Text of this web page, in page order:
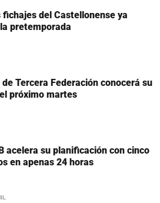
fichajes del Castellonense ya
pretemporada
de Tercera Federación conocerá su
próximo martes
acelera su planificación con cinco
en apenas 24 horas